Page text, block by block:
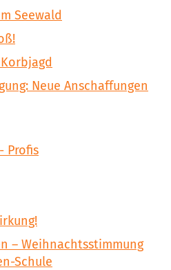
Seewald
Neue Anschaffungen
Profis
– Weihnachtsstimmung
Schule